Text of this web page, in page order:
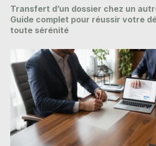
Transfert d’un dossier chez un
Guide complet pour réussir votre
toute sérénité